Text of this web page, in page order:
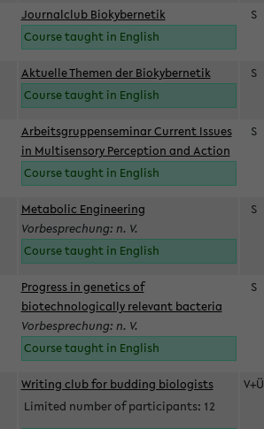
Journalclub Biokybernetik
Course taught in English
S
Aktuelle Themen der Biokybernetik
Course taught in English
S
Arbeitsgruppenseminar Current Issues
in Multisensory Perception and Action
Course taught in English
S
Metabolic Engineering
Vorbesprechung: n. V.
Course taught in English
S
Progress in genetics of
biotechnologically relevant bacteria
Vorbesprechung: n. V.
Course taught in English
S
Writing club for budding biologists
Limited number of participants: 12
V+Ü